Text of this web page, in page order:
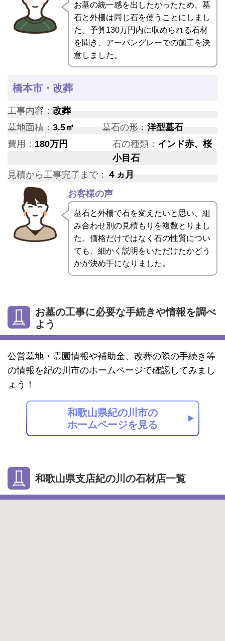
お墓の統一感を出したかったため、墓
石と外柵は同じ石を使うことにしまし
た。予算130万円内に収められる石材
を聞き、アーバングレーでの施工を決
意しました。
橋本市・改葬
工事内容： 改葬
墓地面積： 3.5㎡ 墓石の形：洋型墓石
費用： 180万円 石の種類： インド赤、桜
小目石
見積から工事完了まで： ４ヵ月
お客様の声
墓石と外柵で石を変えたいと思い、組
み合わせ別の見積もりを複数とりまし
た。価格だけではなく石の性質につい
ても、細かく説明をいただけたかどう
かが決め手になりました。
お墓の工事に必要な手続きや情報を調べ
よう
公営墓地・霊園情報や補助金、改葬の際の手続き等
の情報を紀の川市のホームページで確認してみまし
ょう！
和歌山県紀の川市の
ホームページを見る
和歌山県支店紀の川の石材店一覧